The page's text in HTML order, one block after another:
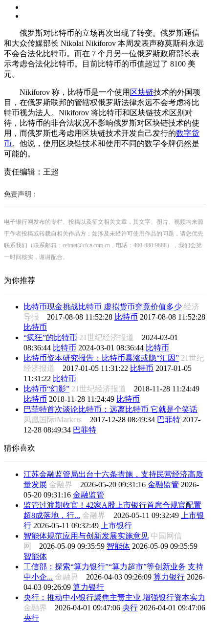
俄罗斯对比特币的立场再次出现了转变。俄罗斯通信
和大众传媒部长 Nikolai Nikiforov 本周发表声称莫斯科永远
不会合法化比特币。而在 7 个月另一位俄罗斯政府部长表
示考虑合法化比特币。目前比特币的币值超过了 8100 美
元。
Nikiforov 称，比特币是一个使用 区块链技术的外国项
目，在俄罗斯联邦的管辖权俄罗斯法律永远不会考虑将比
特币视为法人。Nikiforov 将比特币和区块链技术区别对
待，比特币的非合法状况不影响俄罗斯对区块链技术的使
用，而俄罗斯也考虑用区块链技术开发自己发行的数字货
币。他说，使用区块链技术和使用不同的数字令牌仍然是
可能的。
责任编辑：王超
免责声明：
电子银行网发布的专栏、投稿以及征文相关文章，其文字、图片、视频均来源
于作者投稿或转载自相关作品方；如涉及未经许可使用作品的问题，请您优先
联系我们（联系邮箱：cebnet@cfca.com.cn，电话：400-880-9888），我们会第
一时间核实，谢谢配合。
为你推荐
比特币现金挑战比特币 虚拟货币究竟价值多少 经济
导报 2017-08-08 11:52:28 比特币 2017-08-08 11:52:28
比特币
“疯狂”的比特币 21世纪经济报道 2024-03-01
08:36:44 比特币 2024-03-01 08:36:44 比特币
比特币资本研究报告：比特币暴涨或隐“汇因” 21世纪
经济报道 2017-01-05 11:31:22 比特币 2017-01-05
11:31:22 比特币
比特币“幻影” 21世纪经济报道 2018-11-28 11:24:49
比特币 2018-11-28 11:24:49 比特币
巴菲特首次谈论比特币：远离比特币 它就是个笑话
凤凰国际iMarkets 2017-12-28 08:49:34 巴菲特 2017-
12-28 08:49:34 巴菲特
猜你喜欢
江苏金融监管局出台十六条措施，支持民营经济高质
量发展 金融界 2026-05-20 09:31:16 金融监管 2026-
05-20 09:31:16 金融监管
监管过渡期收官！42家A股上市银行首席合规官配置
超8成落地，行... 金融界 2026-05-11 09:32:49
上市银
行 2026-05-11 09:32:49
上市银行
智能体规范应用与创新发展实施意见 中国网信
网 2026-05-09 09:35:59 智能体 2026-05-09 09:35:59
智能体
工信部：探索“算力银行”“算力超市”等创新业务 支持
中小企... 金融界 2026-04-03 09:26:09 算力银行 2026-
04-03 09:26:09 算力银行
央行：推动中小银行聚焦主责主业 增强银行资本实力
金融界 2026-04-01 09:47:06 央行 2026-04-01 09:47:06
央行